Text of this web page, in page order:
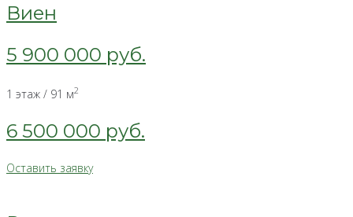
Виен
5 900 000 руб.
1 этаж / 91 м2
6 500 000 руб.
Оставить заявку